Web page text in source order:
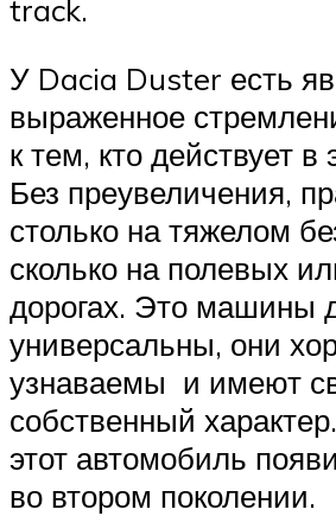
track.
У Dacia Duster есть
выраженное
к тем, кто действует в
Без преувеличения,
столько на тяжелом
сколько на полевых
дорогах. Это машины
универсальны, они
узнаваемы и имеют
собственный
этот автомобиль
во втором поколении.